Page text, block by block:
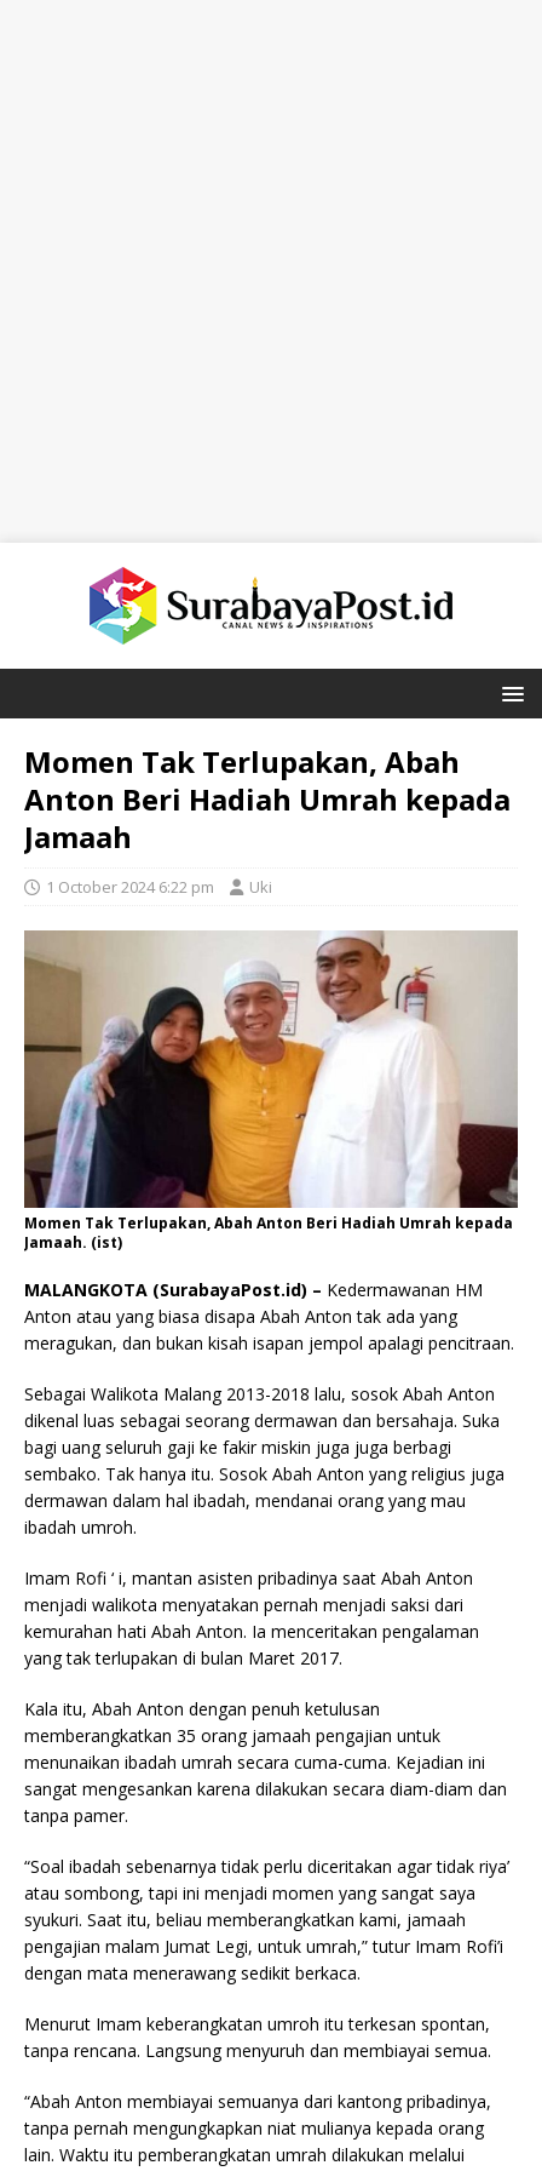
Momen Tak Terlupakan, Abah
Anton Beri Hadiah Umrah kepada
Jamaah
1 October 2024 6:22 pm Uki
Momen Tak Terlupakan, Abah Anton Beri Hadiah Umrah kepada
Jamaah. (ist)
MALANGKOTA (SurabayaPost.id) – Kedermawanan HM
Anton atau yang biasa disapa Abah Anton tak ada yang
meragukan, dan bukan kisah isapan jempol apalagi pencitraan.
Sebagai Walikota Malang 2013-2018 lalu, sosok Abah Anton
dikenal luas sebagai seorang dermawan dan bersahaja. Suka
bagi uang seluruh gaji ke fakir miskin juga juga berbagi
sembako. Tak hanya itu. Sosok Abah Anton yang religius juga
dermawan dalam hal ibadah, mendanai orang yang mau
ibadah umroh.
Imam Rofi ‘ i, mantan asisten pribadinya saat Abah Anton
menjadi walikota menyatakan pernah menjadi saksi dari
kemurahan hati Abah Anton. Ia menceritakan pengalaman
yang tak terlupakan di bulan Maret 2017.
Kala itu, Abah Anton dengan penuh ketulusan
memberangkatkan 35 orang jamaah pengajian untuk
menunaikan ibadah umrah secara cuma-cuma. Kejadian ini
sangat mengesankan karena dilakukan secara diam-diam dan
tanpa pamer.
“Soal ibadah sebenarnya tidak perlu diceritakan agar tidak riya’
atau sombong, tapi ini menjadi momen yang sangat saya
syukuri. Saat itu, beliau memberangkatkan kami, jamaah
pengajian malam Jumat Legi, untuk umrah,” tutur Imam Rofi’i
dengan mata menerawang sedikit berkaca.
Menurut Imam keberangkatan umroh itu terkesan spontan,
tanpa rencana. Langsung menyuruh dan membiayai semua.
“Abah Anton membiayai semuanya dari kantong pribadinya,
tanpa pernah mengungkapkan niat mulianya kepada orang
lain. Waktu itu pemberangkatan umrah dilakukan melalui